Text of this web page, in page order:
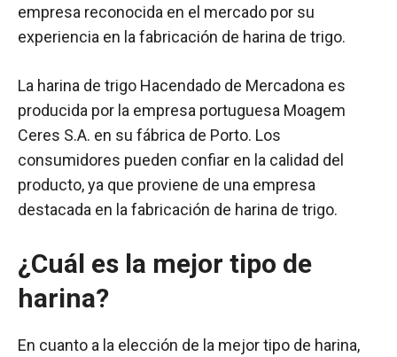
empresa reconocida en el mercado por su
experiencia en la fabricación de harina de trigo.
La harina de trigo Hacendado de Mercadona es
producida por la empresa portuguesa Moagem
Ceres S.A. en su fábrica de Porto. Los
consumidores pueden confiar en la calidad del
producto, ya que proviene de una empresa
destacada en la fabricación de harina de trigo.
¿Cuál es la mejor tipo de
harina?
En cuanto a la elección de la mejor tipo de harina,